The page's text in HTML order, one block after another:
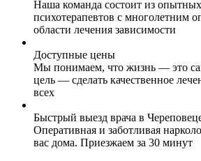
Наша команда состоит из
психотерапевтов с многолетним
области лечения зависимости
Доступные цены
Мы понимаем, что жизнь — это
цель — сделать качественное
всех
Быстрый выезд врача в
Оперативная и заботливая
вас дома. Приезжаем за 30 минут